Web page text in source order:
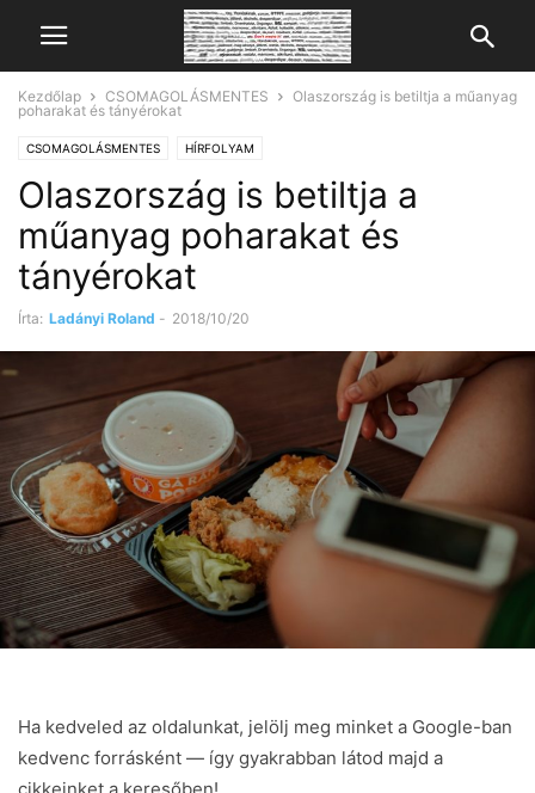
Kezdőlap CSOMAGOLÁSMENTES
Olaszország is betiltja a műanyag
poharakat és tányérokat
CSOMAGOLÁSMENTES HÍRFOLYAM
Olaszország is betiltja a
műanyag poharakat és
tányérokat
Írta: Ladányi Roland - 2018/10/20
Ha kedveled az oldalunkat, jelölj meg minket a Google-ban
kedvenc forrásként — így gyakrabban látod majd a